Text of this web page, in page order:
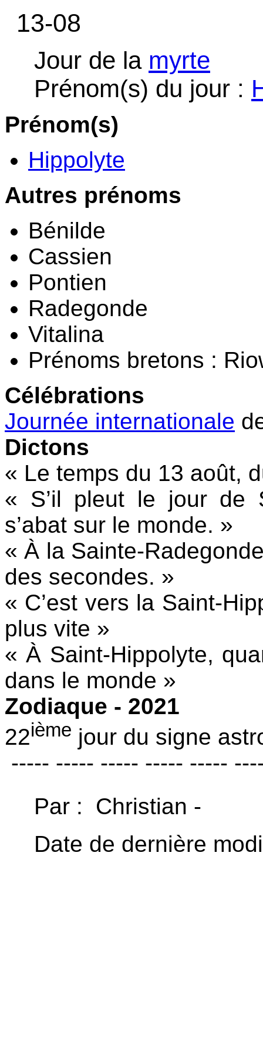
13-08
Jour de la myrte
Prénom(s) du jour :
Prénom(s)
Hippolyte
Autres prénoms
Bénilde
Cassien
Pontien
Radegonde
Vitalina
Prénoms bretons :
Célébrations
Journée internationale
Dictons
« Le temps du 13 août,
« S’il pleut le jour de
s’abat sur le monde. »
« À la Sainte-
des secondes. »
« C’est vers la Saint-
plus vite »
« À Saint-Hippolyte,
dans le monde »
Zodiaque - 2021
22ième jour du signe
----- ----- ----- ----- -----
Par : Christian -
Date de dernière